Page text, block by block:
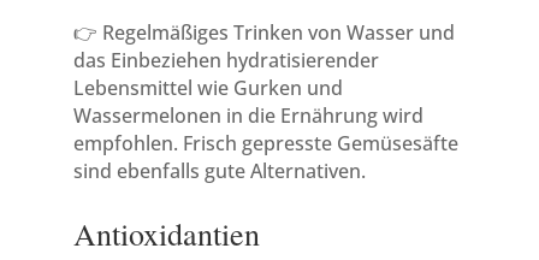
👉 Regelmäßiges Trinken von Wasser und
das Einbeziehen hydratisierender
Lebensmittel wie Gurken und
Wassermelonen in die Ernährung wird
empfohlen. Frisch gepresste Gemüsesäfte
sind ebenfalls gute Alternativen.
Antioxidantien